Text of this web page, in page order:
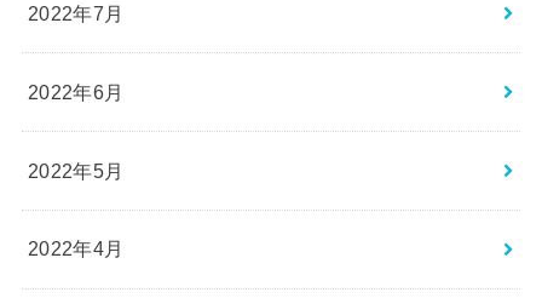
2022年7月
2022年6月
2022年5月
2022年4月